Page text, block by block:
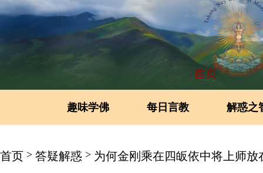
首页
趣味学佛 每日言教 解惑之
首页 > 答疑解惑 > 为何金刚乘在四皈依中将上师放